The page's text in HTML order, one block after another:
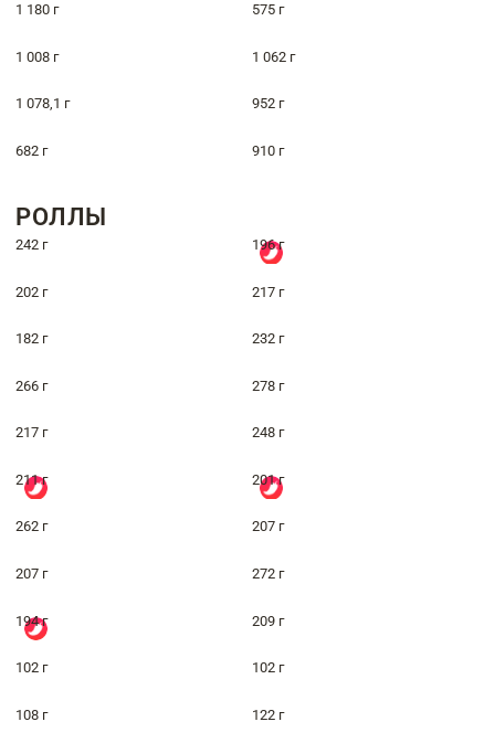
1 180 г 575 г
1 008 г 1 062 г
1 078,1 г 952 г
682 г 910 г
РОЛЛЫ
242 г 196 г
202 г 217 г
182 г 232 г
266 г 278 г
217 г 248 г
211 г 201 г
262 г 207 г
207 г 272 г
194 г 209 г
102 г 102 г
108 г 122 г